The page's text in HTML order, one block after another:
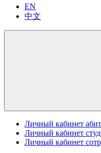
EN
中文
Личный кабинет
Личный кабинет
Личный кабинет